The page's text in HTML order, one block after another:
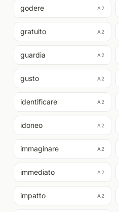
godere A2
gratuito A2
guardia A2
gusto A2
identificare A2
idoneo A2
immaginare A2
immediato A2
impatto A2